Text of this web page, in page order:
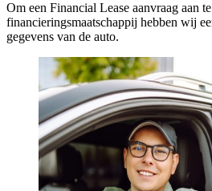
Om een Financial Lease aanvraag aan
financieringsmaatschappij hebben wij
gegevens van de auto.